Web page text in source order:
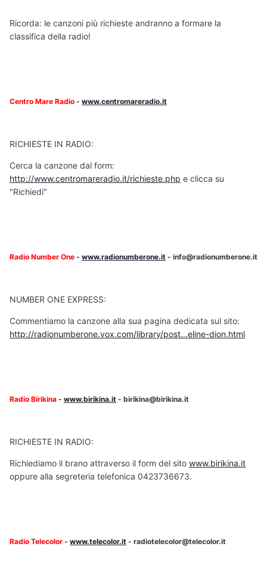
Ricorda: le canzoni più richieste andranno a formare la
classifica della radio!
Centro Mare Radio - www.centromareradio.it
RICHIESTE IN RADIO:
Cerca la canzone dal form:
http://www.centromareradio.it/richieste.php e clicca su
"Richiedi"
Radio Number One - www.radionumberone.it - info@radionumberone.it
NUMBER ONE EXPRESS:
Commentiamo la canzone alla sua pagina dedicata sul sito:
http://radionumberone.vox.com/library/post...eline-dion.html
Radio Birikina - www.birikina.it - birikina@birikina.it
RICHIESTE IN RADIO:
Richiediamo il brano attraverso il form del sito www.birikina.it
oppure alla segreteria telefonica 0423736673.
Radio Telecolor - www.telecolor.it - radiotelecolor@telecolor.it